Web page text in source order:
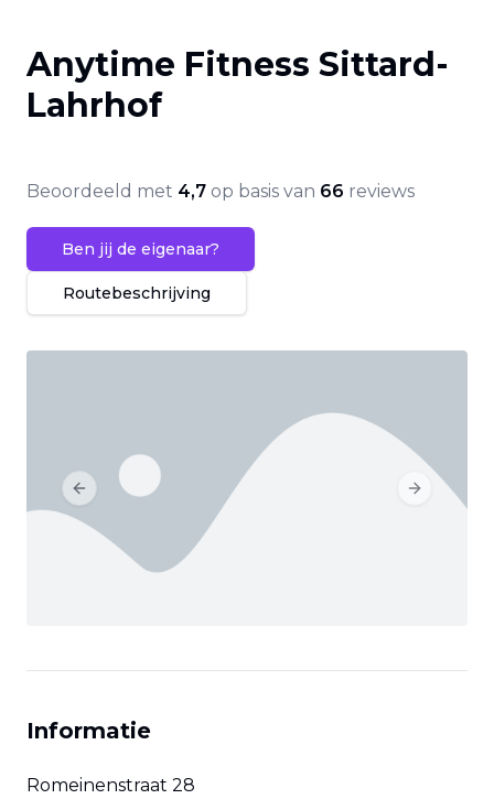
Anytime Fitness Sittard-
Lahrhof
Beoordeeld met 4,7 op basis van 66 reviews
Ben jij de eigenaar?
Routebeschrijving
Previous slide Next slide
Informatie
Romeinenstraat 28